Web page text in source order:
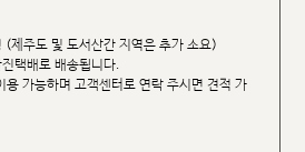
제주도 및 도서산간 지역은 추가 소요)
택배로 배송됩니다.
가능하며 고객센터로 연락 주시면 견적 가